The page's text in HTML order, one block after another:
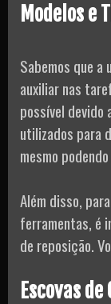
Modelos e
Sabemos que
auxiliar nas
possível devido
utilizados para
mesmo
Além disso,
ferramentas, é
de reposição.
Escovas